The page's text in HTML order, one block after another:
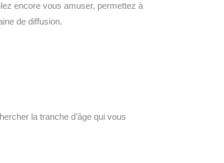
encore vous amuser, permettez à
de diffusion.
la tranche d’âge qui vous